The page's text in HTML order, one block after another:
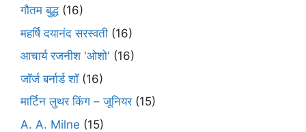
गौतम बुद्ध (16)
महर्षि दयानंद सरस्वती (16)
आचार्य रजनीश 'ओशो' (16)
जॉर्ज बर्नार्ड शॉ(16)
मार्टिन लुथर किंग – जूनियर(15)
A. A. Milne (15)